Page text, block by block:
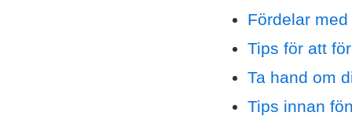
Fördelar
Tips för att
Ta hand om
Tips innan